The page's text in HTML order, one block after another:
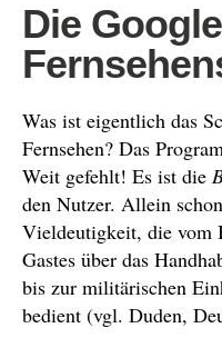
Die
Was ist eigentlich das
Fernsehen? Das
Weit gefehlt! Es ist die
den Nutzer. Allein
Vieldeutigkeit, die vom
Gastes über das
bis zur militärischen
bedient (vgl. Duden,